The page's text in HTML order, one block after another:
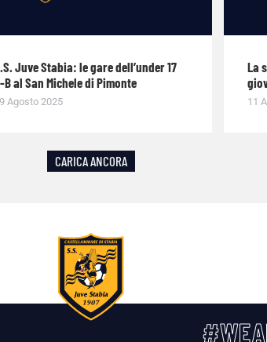
Juve Stabia: le gare dell’under 17
B al San Michele di Pimonte
Agosto 2025
La
11
CARICA ANCORA